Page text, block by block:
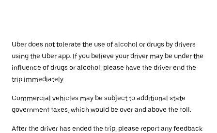
Uber does not tolerate the use of alcohol or drugs by drivers
using the Uber app. If you believe your driver may be under the
influence of drugs or alcohol, please have the driver end the
trip immediately.
Commercial vehicles may be subject to additional state
government taxes, which would be over and above the toll.
After the driver has ended the trip, please report any feedback